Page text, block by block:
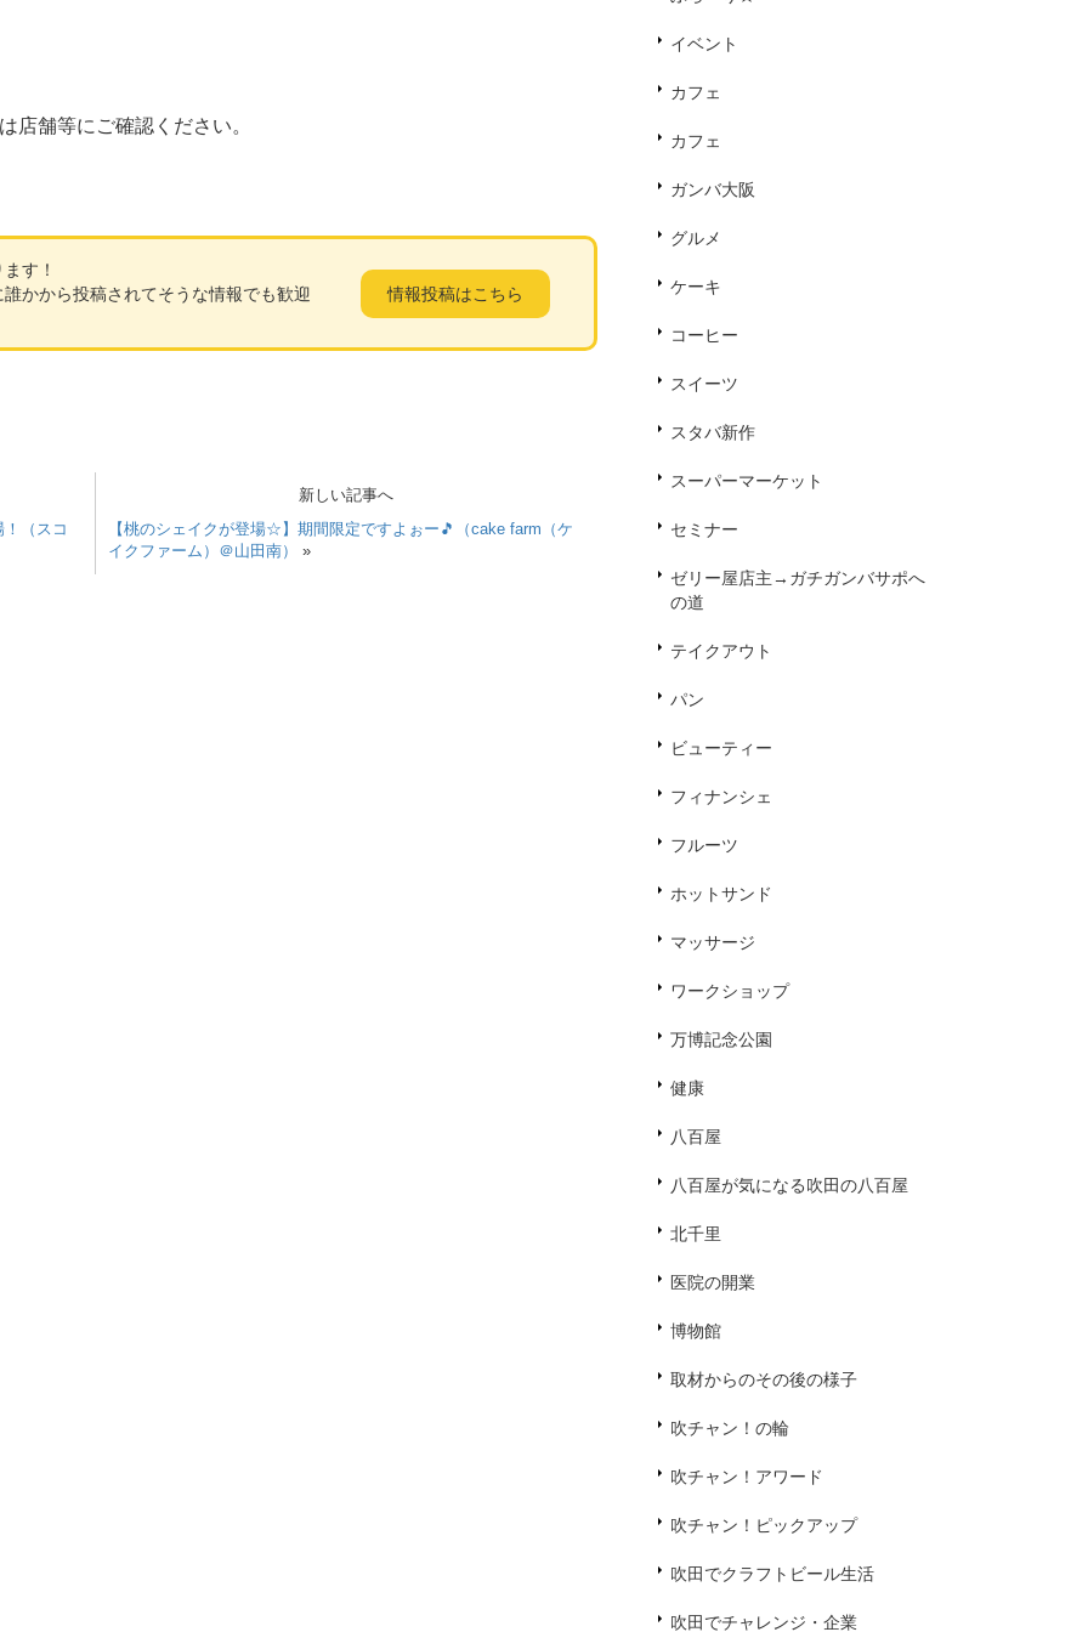
舗等にご確認ください。
す！
かから投稿されてそうな情報でも歓迎
情報投稿はこちら
（スコ
新しい記事へ
【桃のシェイクが登場☆】期間限定ですよぉー🎵（cake farm（ケ
イクファーム）＠山田南）
»
イベント
カフェ
カフェ
ガンバ大阪
グルメ
ケーキ
コーヒー
スイーツ
スタバ新作
スーパーマーケット
セミナー
ゼリー屋店主→ガチガンバサポへ
の道
テイクアウト
パン
ビューティー
フィナンシェ
フルーツ
ホットサンド
マッサージ
ワークショップ
万博記念公園
健康
八百屋
八百屋が気になる吹田の八百屋
北千里
医院の開業
博物館
取材からのその後の様子
吹チャン！の輪
吹チャン！アワード
吹チャン！ピックアップ
吹田でクラフトビール生活
吹田でチャレンジ・企業